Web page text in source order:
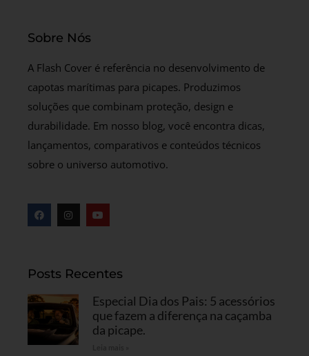
Sobre Nós
A Flash Cover é referência no desenvolvimento de
capotas marítimas para picapes. Produzimos
soluções que combinam proteção, design e
durabilidade. Em nosso blog, você encontra dicas,
lançamentos, comparativos e conteúdos técnicos
sobre o universo automotivo.
Posts Recentes
Especial Dia dos Pais: 5 acessórios
que fazem a diferença na caçamba
da picape.